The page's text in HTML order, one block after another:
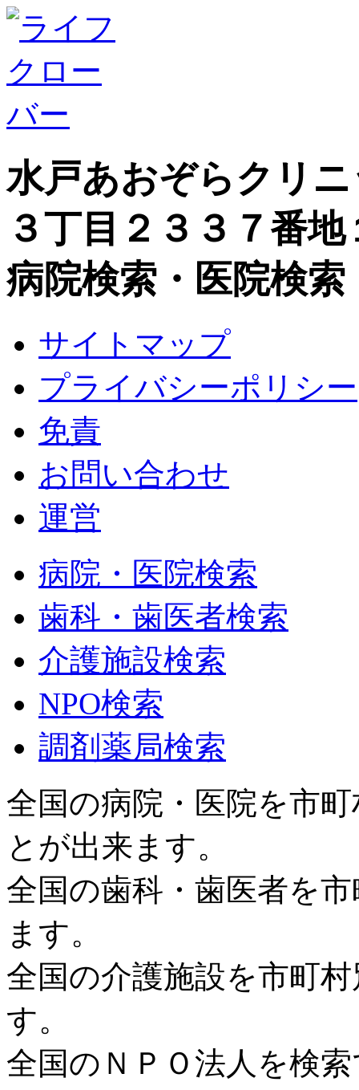
水戸あおぞらクリ
３丁目２３３７番
病院検索・医院検索
サイトマップ
プライバシーポリシー
免責
お問い合わせ
運営
病院・医院検索
歯科・歯医者検索
介護施設検索
NPO検索
調剤薬局検索
全国の病院・医院を市
とが出来ます。
全国の歯科・歯医者を
ます。
全国の介護施設を市町
す。
全国のＮＰＯ法人を検